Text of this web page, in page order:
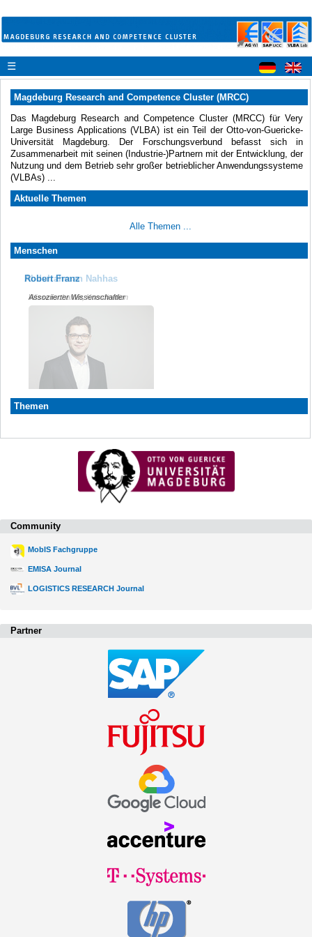
☰
Magdeburg Research and Competence Cluster (MRCC)
Das Magdeburg Research and Competence Cluster (MRCC) für Very
Large Business Applications (VLBA) ist ein Teil der Otto-von-Guericke-
Universität Magdeburg. Der Forschungsverbund befasst sich in
Zusammenarbeit mit seinen (Industrie-)Partnern mit der Entwicklung, der
Nutzung und dem Betrieb sehr großer betrieblicher Anwendungssysteme
(VLBAs) ...
Aktuelle Themen
Alle Themen ...
Menschen
Abdulrahman Nahhas
Wissenschaftler, Koordination
Robert Franz
Assoziierter Wissenschaftler
Themen
Community
MobIS Fachgruppe
EMISA Journal
LOGISTICS RESEARCH Journal
Partner